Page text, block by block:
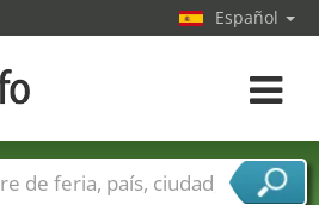
Español
toggle